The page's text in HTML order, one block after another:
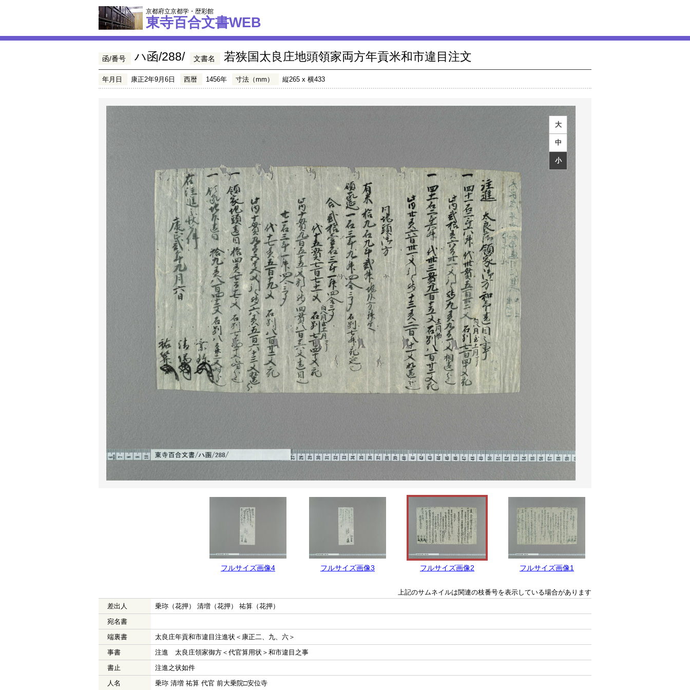
京都府立京都学・歴彩館
東寺百合文書WEB
函/番号 ハ函/288/ 文書名 若狭国太良庄地頭領家両方年貢米和市違目注文
年月日 康正2年9月6日 西暦 1456年 寸法（mm） 縦265 x 横433
大
中
小
フルサイズ画像4 フルサイズ画像3 フルサイズ画像2 フルサイズ画像1
上記のサムネイルは関連の枝番号を表示している場合があります
差出人
乗珎（花押） 清増（花押） 祐算（花押）
宛名書
端裏書
太良庄年貢和市違目注進状＜康正二、九、六＞
事書
注進 太良庄領家御方＜代官算用状＞和市違目之事
書止
注進之状如件
人名
乗珎 清増 祐算 代官 前大乗院□安位寺